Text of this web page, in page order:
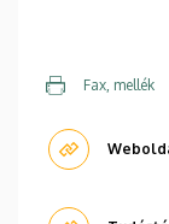
Fax, mellék